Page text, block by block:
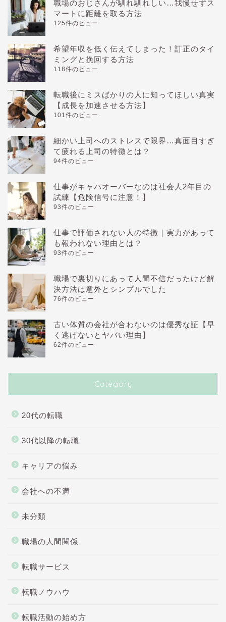
職場のおじさんが馴れ馴れしい…我慢せずス
マートに距離を取る方法
125件のビュー
希望年収を低く伝えてしまった！訂正のタイ
ミングと挽回する方法
118件のビュー
転職後にミスばかりの人に知ってほしい真実
【成長を加速させる方法】
101件のビュー
細かい上司へのストレスで限界…真面目すぎ
て疲れる上司の特徴とは？
94件のビュー
仕事がキャパオーバーなのは社会人2年目の
試練【危険信号に注意！】
93件のビュー
仕事で評価されない人の特徴｜実力があって
も報われない理由とは？
93件のビュー
職場で裏切りにあって人間不信だったけど解
決方法は意外とシンプルでした
76件のビュー
古い体質の会社が合わないのは優秀な証【早
く逃げないとヤバい理由】
62件のビュー
Category
20代の転職
30代以降の転職
キャリアの悩み
会社への不満
未分類
職場の人間関係
転職サービス
転職ノウハウ
転職活動の始め方